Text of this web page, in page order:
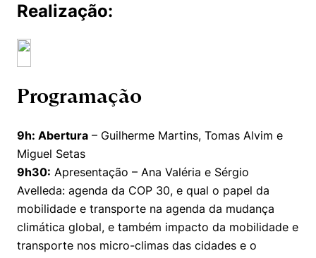
Realização:
Programação
9h: Abertura – Guilherme Martins, Tomas Alvim e
Miguel Setas
9h30: Apresentação – Ana Valéria e Sérgio
Avelleda: agenda da COP 30, e qual o papel da
mobilidade e transporte na agenda da mudança
climática global, e também impacto da mobilidade e
transporte nos micro-climas das cidades e o